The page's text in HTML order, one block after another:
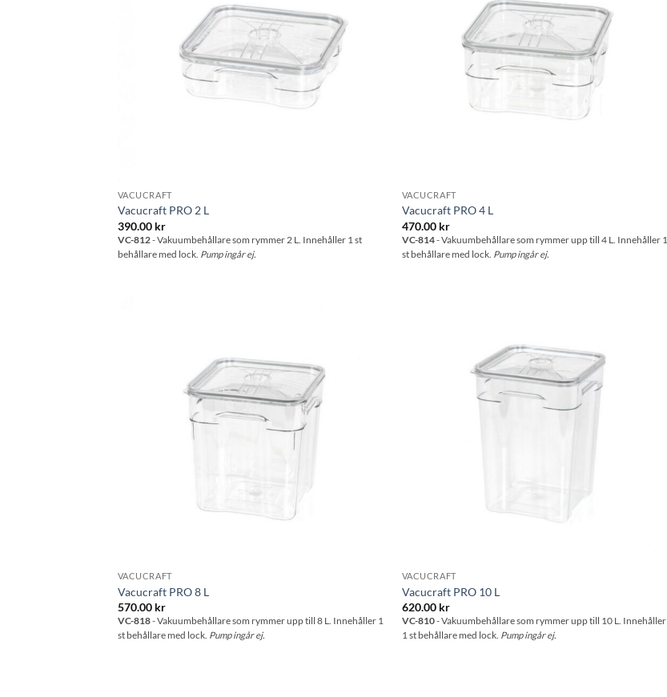
VACUCRAFT
Vacucraft PRO 2 L
390.00 kr
VC-812- Vakuumbehållare som rymmer 2 L. Innehåller 1 st
behållare med lock. Pump ingår ej.
VACUCRAFT
Vacucraft PRO 4 L
470.00 kr
VC-814- Vakuumbehållare som rymmer upp till 4 L. Innehåller 1
st behållare med lock. Pump ingår ej.
VACUCRAFT
Vacucraft PRO 8 L
570.00 kr
VC-818- Vakuumbehållare som rymmer upp till 8 L. Innehåller 1
st behållare med lock. Pump ingår ej.
VACUCRAFT
Vacucraft PRO 10 L
620.00 kr
VC-810- Vakuumbehållare som rymmer upp till 10 L. Innehåller
1 st behållare med lock. Pump ingår ej.